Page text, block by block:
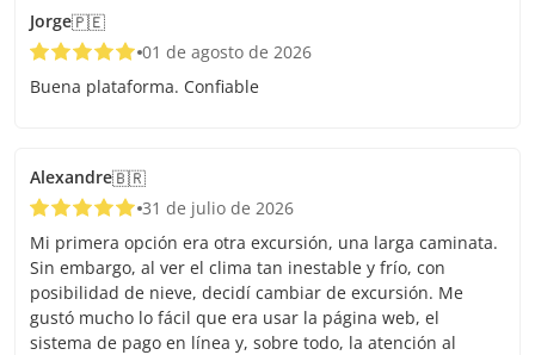
Jorge🇵🇪
01 de agosto de 2026
Buena plataforma. Confiable
Alexandre🇧🇷
31 de julio de 2026
Mi primera opción era otra excursión, una larga caminata.
Sin embargo, al ver el clima tan inestable y frío, con
posibilidad de nieve, decidí cambiar de excursión. Me
gustó mucho lo fácil que era usar la página web, el
sistema de pago en línea y, sobre todo, la atención al